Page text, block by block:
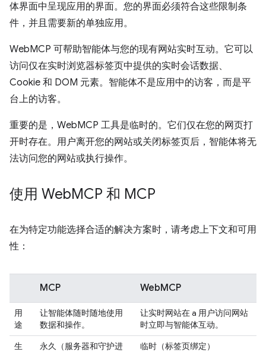
体界面中呈现应用的界面。您的界面必须符合这些限制条
件，并且需要新的单独应用。
WebMCP 可帮助智能体与您的现有网站实时互动。它可以
访问仅在实时浏览器标签页中提供的实时会话数据、
Cookie 和 DOM 元素。智能体不是应用中的访客，而是平
台上的访客。
重要的是，WebMCP 工具是临时的。它们仅在您的网页打
开时存在。用户离开您的网站或关闭标签页后，智能体将无
法访问您的网站或执行操作。
使用 WebMCP 和 MCP
在为特定功能选择合适的解决方案时，请考虑上下文和可用
性：
MCP WebMCP
用
途
让智能体随时随地使用
数据和操作。
让实时网站在 a 用户访问网站
时立即与智能体互动。
生
永久（服务器和守护进
临时（标签页绑定）